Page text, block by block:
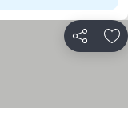
Partilhar